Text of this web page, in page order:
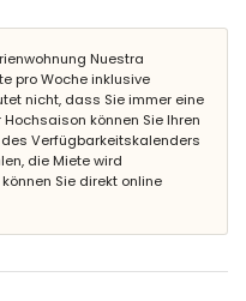
im Freien
3 Kilometern von der
(innerhalb von 3 Kilometern
(innerhalb von 3 Kilometern
Nuestra
pro Woche inklusive
nicht, dass Sie immer eine
können Sie Ihren
Verfügbarkeitskalenders
die Miete wird
Sie direkt online